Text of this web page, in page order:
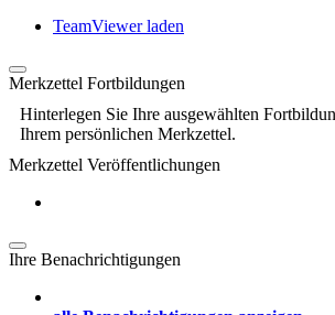
TeamViewer laden
Merkzettel Fortbildungen
Hinterlegen Sie Ihre ausgewählten
Ihrem persönlichen Merkzettel.
Merkzettel Veröffentlichungen
Ihre Benachrichtigungen